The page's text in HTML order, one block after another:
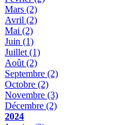
Mars (2)
Avril (2)
Mai (2)
Juin (1)
Juillet(1)
Août(2)
Septembre (2)
Octobre (2)
Novembre (3)
Décembre (2)
2024